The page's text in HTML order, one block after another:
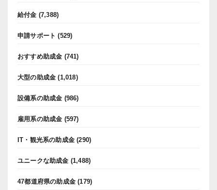
給付金 (7,388)
申請サポート (529)
おすすめ助成金 (741)
大型の助成金 (1,018)
設備系の助成金 (986)
雇用系の助成金 (597)
IT・観光系の助成金 (290)
ユニークな助成金 (1,488)
47都道府県の助成金 (179)